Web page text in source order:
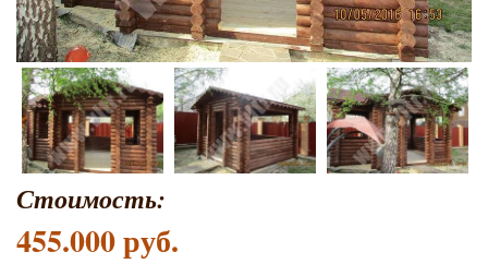
Стоимость:
455.000 руб.